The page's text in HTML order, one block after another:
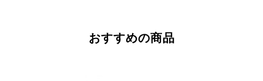
ら、2箱でのお届けとなっておりま
す。 「ブロック戦車の最高峰」を是
おすすめの商品